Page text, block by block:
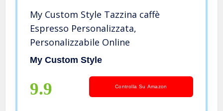
My Custom Style Tazzina caffè
Espresso Personalizzata,
Personalizzabile Online
My Custom Style
9.9 Controlla Su Amazon